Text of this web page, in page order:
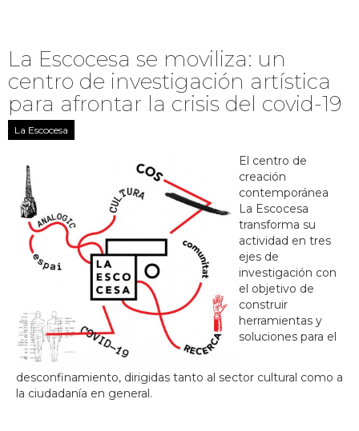
La Escocesa se moviliza: un
centro de investigación artística
para afrontar la crisis del covid-19
La Escocesa
El centro de
creación
contemporánea
La Escocesa
transforma su
actividad en tres
ejes de
investigación con
el objetivo de
construir
herramientas y
soluciones para el
desconfinamiento, dirigidas tanto al sector cultural como a
la ciudadanía en general.